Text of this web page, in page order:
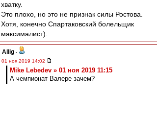
хватку.
Это плохо, но это не признак силы Ростова.
Хотя, конечно Спартаковский болельщик
максималист).
Allig -
01 ноя 2019 14:02
Mike Lebedev » 01 ноя 2019 11:15
А чемпионат Валере зачем?